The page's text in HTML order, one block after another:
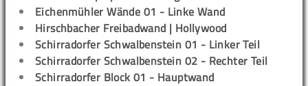
Eichenmühler Wände 01 - Linke Wand
Hirschbacher Freibadwand | Hollywood
Schirradorfer Schwalbenstein 01 - Linker Teil
Schirradorfer Schwalbenstein 02 - Rechter Teil
Schirradorfer Block 01 - Hauptwand